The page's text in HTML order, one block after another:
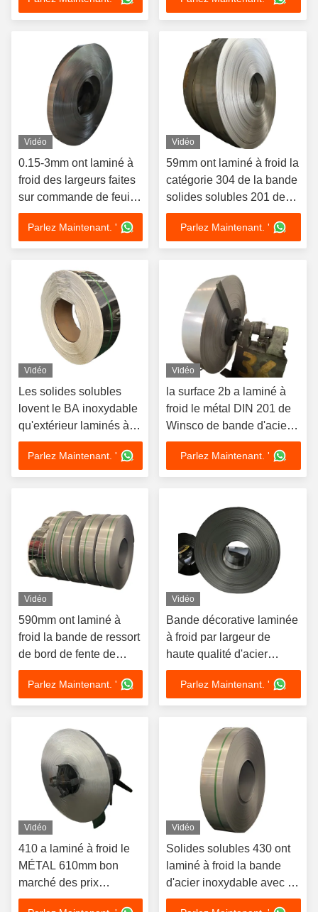
Vidéo
0.15-3mm ont laminé à
froid des largeurs faites
sur commande de feuille
d'acier inoxydable
disponibles
Parlez Maintenant. '
Vidéo
59mm ont laminé à froid la
catégorie 304 de la bande
solides solubles 201 de
bande d'acier inoxydable
Parlez Maintenant. '
Vidéo
Les solides solubles
lovent le BA inoxydable
qu'extérieur laminés à
froid love 201 304 316
Parlez Maintenant. '
Vidéo
la surface 2b a laminé à
froid le métal DIN 201 de
Winsco de bande d'acier
inoxydable 304 316
Parlez Maintenant. '
Vidéo
590mm ont laminé à
froid la bande de ressort
de bord de fente de
bande d'acier
inoxydable 0.15mm -
3mm
Parlez Maintenant. '
Vidéo
Bande décorative laminée
à froid par largeur de
haute qualité d'acier
inoxydable de 10mm
Parlez Maintenant. '
Vidéo
410 a laminé à froid le
MÉTAL 610mm bon
marché des prix
WINSCO de la bande
Vidéo
Solides solubles 430 ont
laminé à froid la bande
d'acier inoxydable avec la
surface de Hailrine de BA